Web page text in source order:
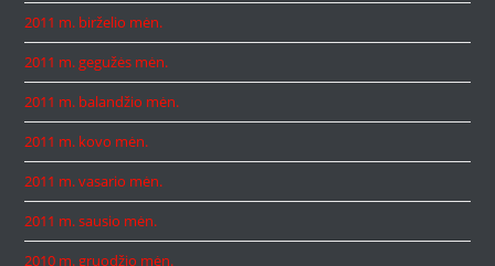
2011 m. birželio mėn.
2011 m. gegužės mėn.
2011 m. balandžio mėn.
2011 m. kovo mėn.
2011 m. vasario mėn.
2011 m. sausio mėn.
2010 m. gruodžio mėn.